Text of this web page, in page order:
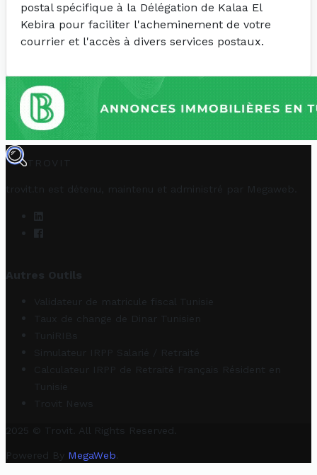
postal spécifique à la Délégation de Kalaa El
Kebira pour faciliter l'acheminement de votre
courrier et l'accès à divers services postaux.
TROVIT
trovit.tn est détenu, maintenu et administré par Megaweb
Autres Outils
Validateur de matricule fiscal Tunisie
Taux de change de Dinar Tunisien
TuniRIBs
Simulateur IRPP Salarié / Retraité
Calculateur IRPP de Retraité Français Résident en
Tunisie
Trovit News
2025 © Trovit. All Rights Reserved.
Powered By MegaWeb